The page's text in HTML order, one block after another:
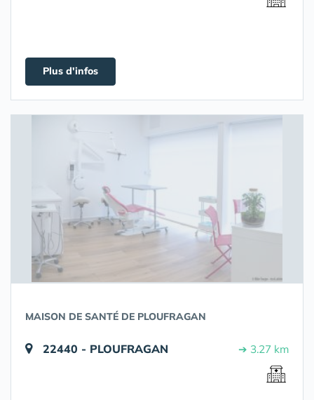
Plus d'infos
MAISON DE SANTÉ DE PLOUFRAGAN
22440 - PLOUFRAGAN ➔ 3.27 km